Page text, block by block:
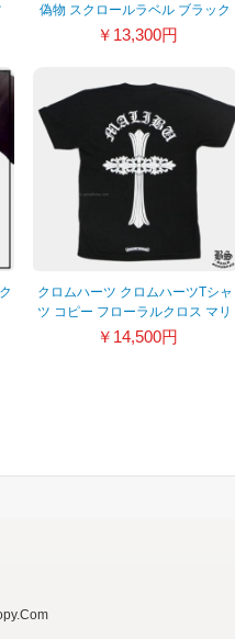
偽物 スクロールラベル ブラック
20040206
￥13,300円
クロムハーツ クロムハーツTシャ
ツ コピー フローラルクロス マリ
ブ ブラック 20040209
￥14,500円